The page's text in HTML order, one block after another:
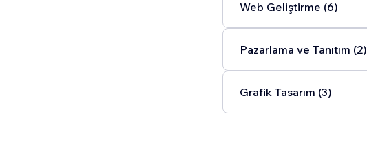
Web Geliştirme (6)
Pazarlama ve Tanıtım (2)
Grafik Tasarım (3)